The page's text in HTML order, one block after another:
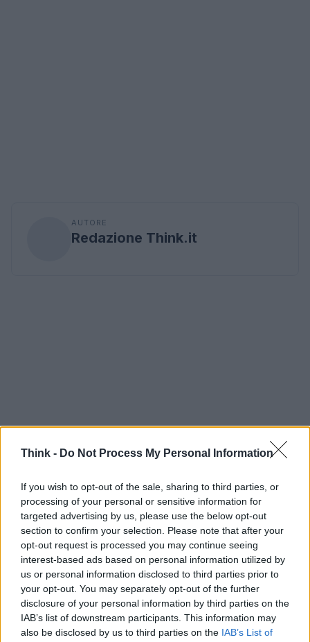
Think - Do Not Process My Personal Information
If you wish to opt-out of the sale, sharing to third parties, or
processing of your personal or sensitive information for
targeted advertising by us, please use the below opt-out
section to confirm your selection. Please note that after your
opt-out request is processed you may continue seeing
interest-based ads based on personal information utilized by
us or personal information disclosed to third parties prior to
your opt-out. You may separately opt-out of the further
disclosure of your personal information by third parties on the
IAB’s list of downstream participants. This information may
also be disclosed by us to third parties on the IAB’s List of
AUTORE
Redazione Think.it
Continua a leggere
TECH